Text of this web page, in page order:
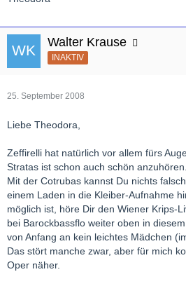
Walter Krause
INAKTIV
25. September 2008
Liebe Theodora,
Zeffirelli hat natürlich vor allem fürs
Stratas ist schon auch schön anzuhören.
Mit der Cotrubas kannst Du nichts
einem Laden in die Kleiber-Aufnahme
möglich ist, höre Dir den Wiener Krips-
bei Barockbassflo weiter oben in
von Anfang an kein leichtes Mädchen
Das stört manche zwar, aber für mich
Oper näher.